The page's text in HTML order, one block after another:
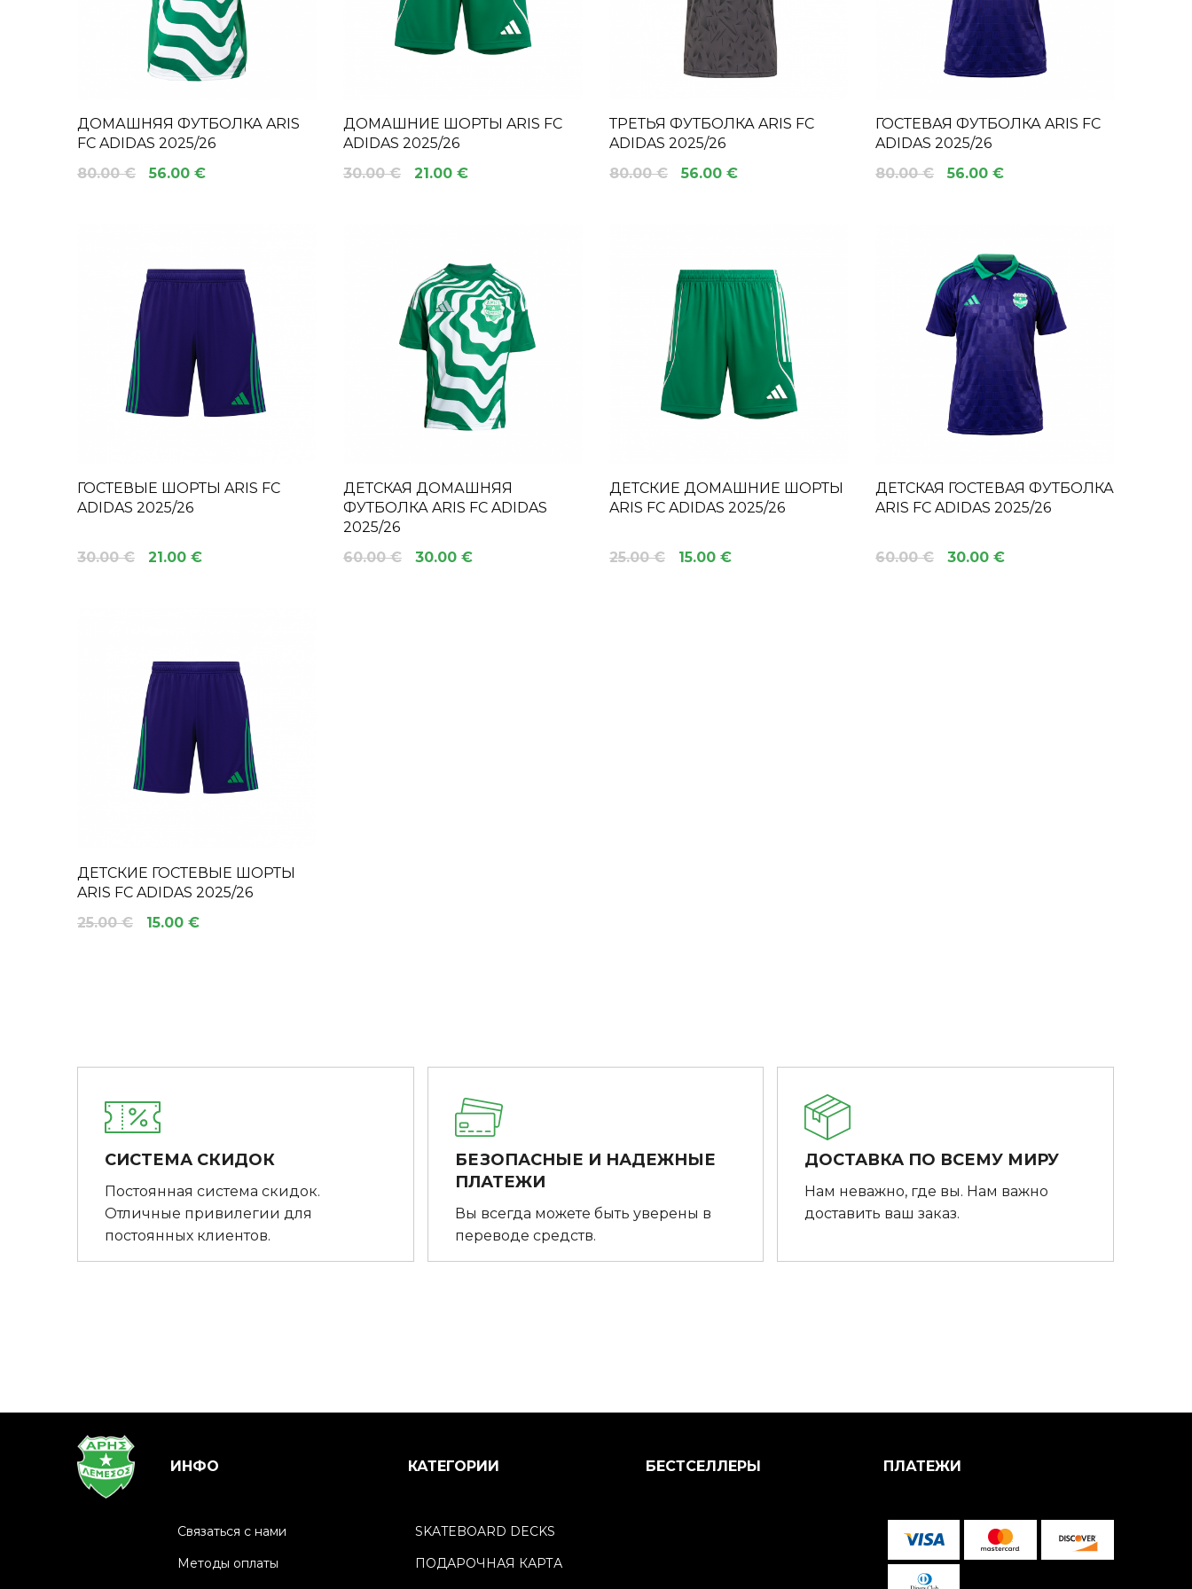
ДОМАШНЯЯ ФУТБОЛКА ARIS
FC ADIDAS 2025/26
80.00 €
56.00 €
ДОМАШНИЕ ШОРТЫ ARIS FC
ADIDAS 2025/26
30.00 €
21.00 €
ТРЕТЬЯ ФУТБОЛКА ARIS FC
ADIDAS 2025/26
80.00 €
56.00 €
ГОСТЕВАЯ ФУТБОЛКА ARIS FC
ADIDAS 2025/26
80.00 €
56.00 €
ГОСТЕВЫЕ ШОРТЫ ARIS FC
ADIDAS 2025/26
30.00 € 21.00 €
ДЕТСКАЯ ДОМАШНЯЯ
ФУТБОЛКА ARIS FC ADIDAS
2025/26
60.00 €
30.00 €
ДЕТСКИЕ ДОМАШНИЕ ШОРТЫ
ARIS FC ADIDAS 2025/26
25.00 € 15.00 €
ДЕТСКАЯ ГОСТЕВАЯ ФУТБОЛКА
ARIS FC ADIDAS 2025/26
60.00 € 30.00 €
ДЕТСКИЕ ГОСТЕВЫЕ ШОРТЫ
ARIS FC ADIDAS 2025/26
25.00 €
15.00 €
СИСТЕМА СКИДОК
Постоянная система скидок.
Отличные привилегии для
постоянных клиентов.
БЕЗОПАСНЫЕ И НАДЕЖНЫЕ
ПЛАТЕЖИ
Вы всегда можете быть уверены в
переводе средств.
ДОСТАВКА ПО ВСЕМУ МИРУ
Нам неважно, где вы. Нам важно
доставить ваш заказ.
ИНФО
Связаться с нами
Методы оплаты
КАТЕГОРИИ
SKATEBOARD DECKS
ПОДАРОЧНАЯ КАРТА
БЕСТСЕЛЛЕРЫ ПЛАТЕЖИ